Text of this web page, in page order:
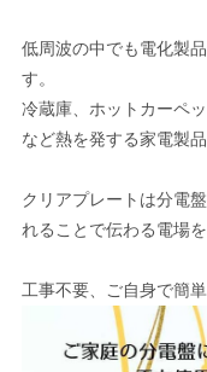
低周波の中でも電化製
す。
冷蔵庫、ホットカーペ
など熱を発する家電製
クリアプレートは分電
れることで伝わる電場
工事不要、ご自身で簡